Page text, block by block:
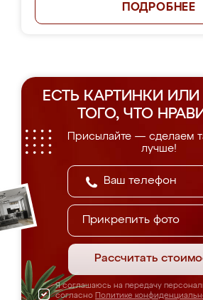
ПОДРОБНЕЕ
ЕСТЬ КАРТИНКИ
ТОГО, ЧТО
Присылайте — сделаем
лучше!
Прикрепить фото
Рассчитать
Я соглашаюсь на передачу
согласно Политике